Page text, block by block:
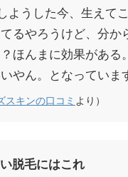
ようした今、生えて
るやろうけど、分か
ほんまに効果がある。
やん。となっていま
スキンの口コミ より）
脱毛にはこれ